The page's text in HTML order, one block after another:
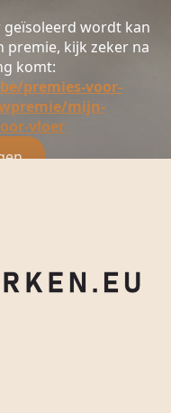
wordt kan
premie, kijk zeker na
komt:
premies-voor-
mijn-
vloer